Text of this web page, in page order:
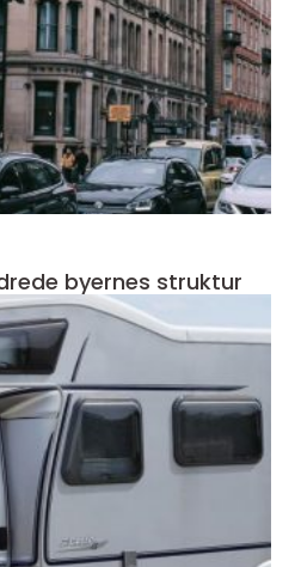
byernes struktur